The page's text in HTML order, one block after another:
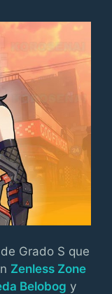
Grado S que
Zenless Zone
Belobog y